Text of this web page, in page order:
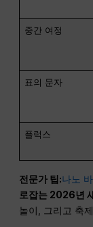
중간 여정
표의 문자
플럭스
전문가 팁:나노
로잡는 2026년
놀이, 그리고 축